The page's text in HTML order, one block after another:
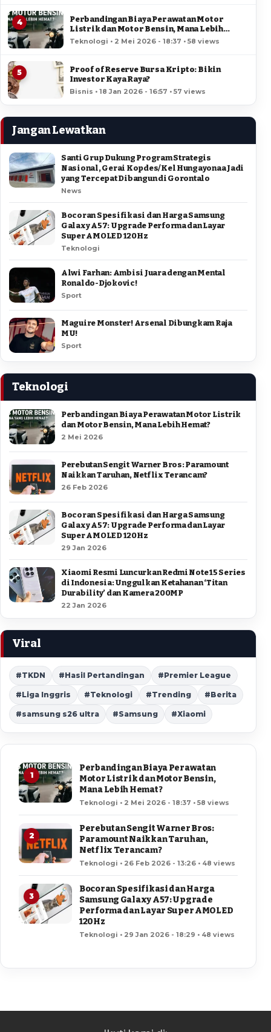
4
Perbandingan Biaya Perawatan Motor
Listrik dan Motor Bensin, Mana Lebih
Hemat?
Teknologi • 2 Mei 2026 - 18:37 • 58 views
5
Proof of Reserve Bursa Kripto: Bikin
Investor Kaya Raya?
Bisnis • 18 Jan 2026 - 16:57 • 57 views
Jangan Lewatkan
Santi Grup Dukung Program Strategis
Nasional, Gerai Kopdes/Kel Hungayonaa Jadi
yang Tercepat Dibangun di Gorontalo
News
Bocoran Spesifikasi dan Harga Samsung
Galaxy A57: Upgrade Performa dan Layar
Super AMOLED 120Hz
Teknologi
Alwi Farhan: Ambisi Juara dengan Mental
Ronaldo-Djokovic!
Sport
Maguire Monster! Arsenal Dibungkam Raja
MU!
Sport
Teknologi
Perbandingan Biaya Perawatan Motor Listrik
dan Motor Bensin, Mana Lebih Hemat?
2 Mei 2026
Perebutan Sengit Warner Bros: Paramount
Naikkan Taruhan, Netflix Terancam?
26 Feb 2026
Bocoran Spesifikasi dan Harga Samsung
Galaxy A57: Upgrade Performa dan Layar
Super AMOLED 120Hz
29 Jan 2026
Xiaomi Resmi Luncurkan Redmi Note 15 Series
di Indonesia: Unggulkan Ketahanan ‘Titan
Durability’ dan Kamera 200MP
22 Jan 2026
Viral
#TKDN #Hasil Pertandingan #Premier League
#Liga Inggris #Teknologi #Trending #Berita
#samsung s26 ultra #Samsung #Xiaomi
1
Perbandingan Biaya Perawatan
Motor Listrik dan Motor Bensin,
Mana Lebih Hemat?
Teknologi • 2 Mei 2026 - 18:37 • 58 views
2
Perebutan Sengit Warner Bros:
Paramount Naikkan Taruhan,
Netflix Terancam?
Teknologi • 26 Feb 2026 - 13:26 • 48 views
3
Bocoran Spesifikasi dan Harga
Samsung Galaxy A57: Upgrade
Performa dan Layar Super AMOLED
120Hz
Teknologi • 29 Jan 2026 - 18:29 • 48 views